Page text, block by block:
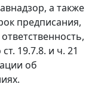
а также
предписания,
19.7.8. и ч. 21
об